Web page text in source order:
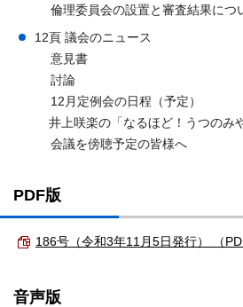
倫理委員会の設置と審査結果につ
12頁 議会のニュース
意見書
討論
12月定例会の日程（予定）
井上咲楽の「なるほど！うつのみ
会議を傍聴予定の皆様へ
PDF版
186号（令和3年11月5日発行） （
音声版